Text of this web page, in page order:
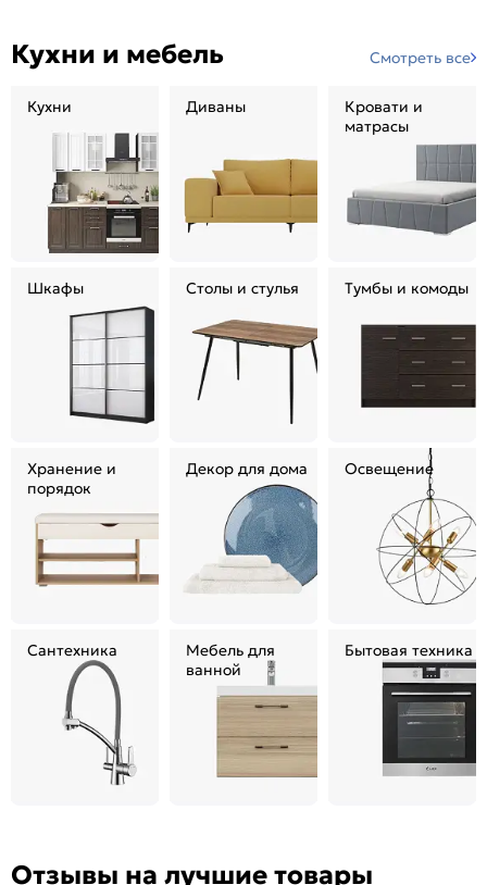
Кухни и мебель Смотреть все
Кухни Диваны
Кровати и
матрасы
Шкафы Столы и стулья Тумбы и комоды
Хранение и
порядок
Декор для дома Освещение
Сантехника
Мебель для
ванной
Бытовая техника
Отзывы на лучшие товары